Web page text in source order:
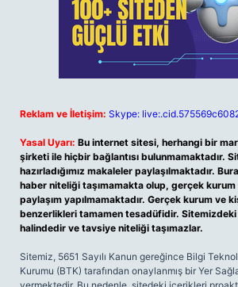
Reklam ve İletişim: Skype:
Yasal Uyarı: Bu internet sitesi, herhangi bir
şirketi ile hiçbir bağlantısı bulunmamaktadır.
hazırladığımız makaleler paylaşılmaktadır.
haber niteliği taşımamakta olup, gerçek kurum
paylaşım yapılmamaktadır. Gerçek kurum ve
benzerlikleri tamamen tesadüfidir.
halindedir ve tavsiye niteliği taşımazlar.
Sitemiz, 5651 Sayılı Kanun gereğince Bilgi
Kurumu (BTK) tarafından onaylanmış bir Yer